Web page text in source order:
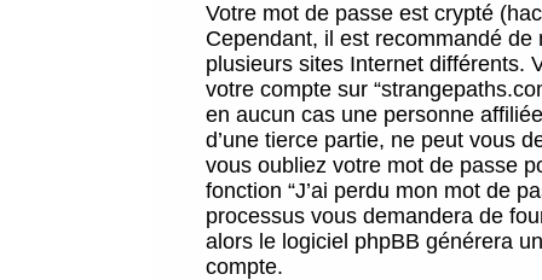
Votre mot de passe est crypté
Cependant, il est recommandé
plusieurs sites Internet différents.
votre compte sur
en aucun cas une personne
d’une tierce partie, ne peut vous
vous oubliez votre mot de passe
fonction “J’ai perdu mon mot de
processus vous demandera de
alors le logiciel phpBB générera
compte.